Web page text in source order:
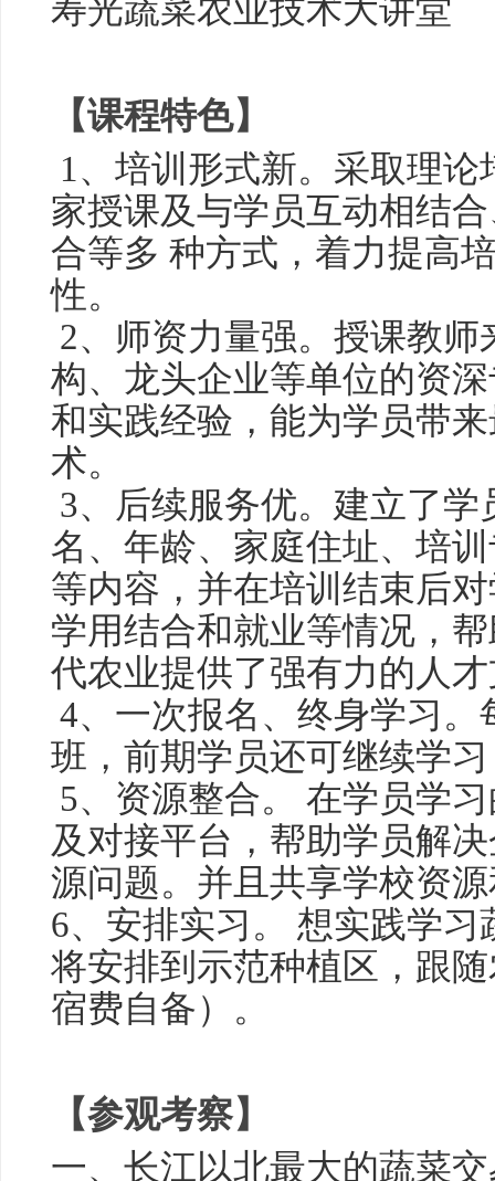
寿光蔬菜农业技术大讲堂
【课程特色】
1、培训形式新。采取理
家授课及与学员互动相结
合等多 种方式，着力提高
性。
2、师资力量强。授课教
构、龙头企业等单位的资
和实践经验，能为学员带
术。
3、后续服务优。建立了
名、年龄、家庭住址、培
等内容，并在培训结束后
学用结合和就业等情况，
代农业提供了强有力的人
4、一次报名、终身学习
班，前期学员还可继续学
5、资源整合。 在学员学
及对接平台，帮助学员解
源问题。并且共享学校资
6、安排实习。 想实践学
将安排到示范种植区，跟
宿费自备）。
【参观考察】
一、长江以北最大的蔬菜